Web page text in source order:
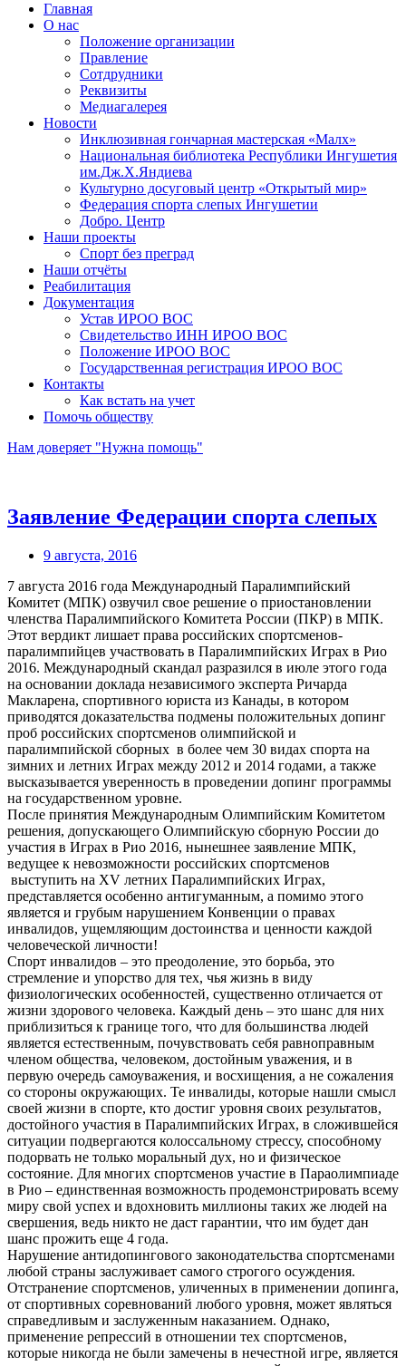
Главная
О нас
Положение организации
Правление
Сотдрудники
Реквизиты
Медиагалерея
Новости
Инклюзивная гончарная мастерская «Малх»
Национальная библиотека Республики Ингушетия
им.Дж.Х.Яндиева
Культурно досуговый центр «Открытый мир»
Федерация спорта слепых Ингушетии
Добро. Центр
Наши проекты
Спорт без преград
Наши отчёты
Реабилитация
Документация
Устав ИРОО ВОС
Свидетельство ИНН ИРОО ВОС
Положение ИРОО ВОС
Государственная регистрация ИРОО ВОС
Контакты
Как встать на учет
Помочь обществу
Нам доверяет "Нужна помощь"
Заявление Федерации спорта слепых
9 августа, 2016
7 августа 2016 года Международный Паралимпийский
Комитет (МПК) озвучил свое решение о приостановлении
членства Паралимпийского Комитета России (ПКР) в МПК.
Этот вердикт лишает права российских спортсменов-
паралимпийцев участвовать в Паралимпийских Играх в Рио
2016. Международный скандал разразился в июле этого года
на основании доклада независимого эксперта Ричарда
Макларена, спортивного юриста из Канады, в котором
приводятся доказательства подмены положительных допинг
проб российских спортсменов олимпийской и
паралимпийской сборных в более чем 30 видах спорта на
зимних и летних Играх между 2012 и 2014 годами, а также
высказывается уверенность в проведении допинг программы
на государственном уровне.
После принятия Международным Олимпийским Комитетом
решения, допускающего Олимпийскую сборную России до
участия в Играх в Рио 2016, нынешнее заявление МПК,
ведущее к невозможности российских спортсменов
выступить на ХV летних Паралимпийских Играх,
представляется особенно антигуманным, а помимо этого
является и грубым нарушением Конвенции о правах
инвалидов, ущемляющим достоинства и ценности каждой
человеческой личности!
Спорт инвалидов – это преодоление, это борьба, это
стремление и упорство для тех, чья жизнь в виду
физиологических особенностей, существенно отличается от
жизни здорового человека. Каждый день – это шанс для них
приблизиться к границе того, что для большинства людей
является естественным, почувствовать себя равноправным
членом общества, человеком, достойным уважения, и в
первую очередь самоуважения, и восхищения, а не сожаления
со стороны окружающих. Те инвалиды, которые нашли смысл
своей жизни в спорте, кто достиг уровня своих результатов,
достойного участия в Паралимпийских Играх, в сложившейся
ситуации подвергаются колоссальному стрессу, способному
подорвать не только моральный дух, но и физическое
состояние. Для многих спортсменов участие в Параолимпиаде
в Рио – единственная возможность продемонстрировать всему
миру свой успех и вдохновить миллионы таких же людей на
свершения, ведь никто не даст гарантии, что им будет дан
шанс прожить еще 4 года.
Нарушение антидопингового законодательства спортсменами
любой страны заслуживает самого строгого осуждения.
Отстранение спортсменов, уличенных в применении допинга,
от спортивных соревнований любого уровня, может являться
справедливым и заслуженным наказанием. Однако,
применение репрессий в отношении тех спортсменов,
которые никогда не были замечены в нечестной игре, является